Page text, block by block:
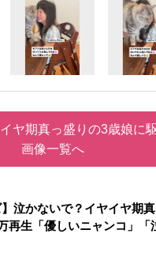
ヤ期真っ盛りの3歳娘に
画像一覧へ
泣かないで？イヤイヤ期
再生「優しいニャンコ」「